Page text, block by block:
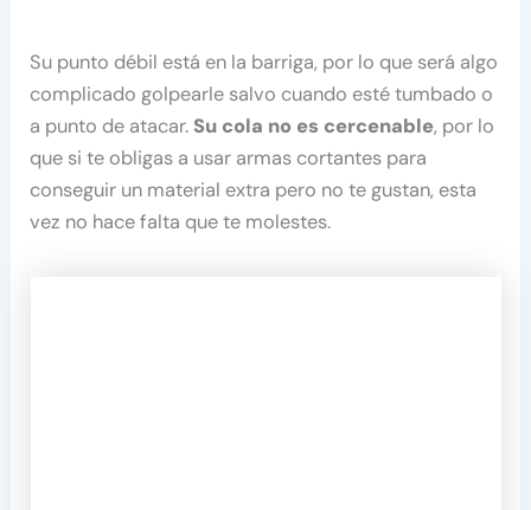
Su punto débil está en la barriga, por lo que será algo
complicado golpearle salvo cuando esté tumbado o
a punto de atacar. Su cola no es cercenable, por lo
que si te obligas a usar armas cortantes para
conseguir un material extra pero no te gustan, esta
vez no hace falta que te molestes.